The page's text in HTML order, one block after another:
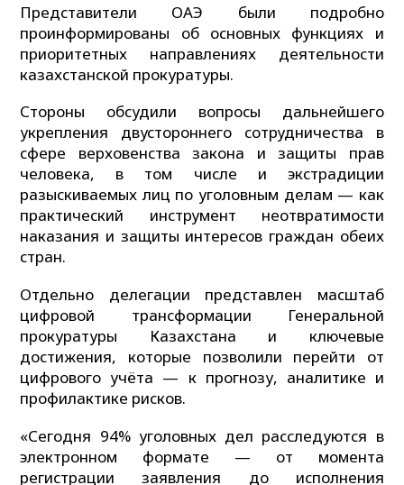
Представители ОАЭ были подробно
проинформированы об основных функциях и
приоритетных направлениях деятельности
казахстанской прокуратуры.
Стороны обсудили вопросы дальнейшего
укрепления двустороннего сотрудничества в
сфере верховенства закона и защиты прав
человека, в том числе и экстрадиции
разыскиваемых лиц по уголовным делам — как
практический инструмент неотвратимости
наказания и защиты интересов граждан обеих
стран.
Отдельно делегации представлен масштаб
цифровой трансформации Генеральной
прокуратуры Казахстана и ключевые
достижения, которые позволили перейти от
цифрового учёта — к прогнозу, аналитике и
профилактике рисков.
«Сегодня 94% уголовных дел расследуются в
электронном формате — от момента
регистрации заявления до исполнения